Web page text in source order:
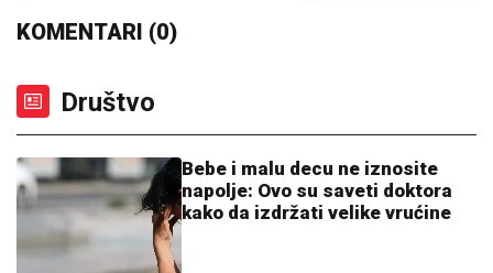
Muškarci, dobro čitajte ovu vest: Žene otkrile koje
poze ih dovode do ludila
ALEKSANDRE
srebrnoj haljini, stavio joj skupoceni
DRAMA NA ADI BOJANI!
Milica i Terza
se SUOČILI NA MORU: Posvađali se
nasred plaže pred svima, evo zbog
čega je odmah nastao POTPUNI
HAOS